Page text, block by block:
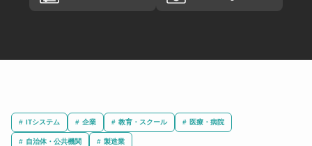
ITシステム 企業 教育・スクール 医療・病院
自治体・公共機関 製造業